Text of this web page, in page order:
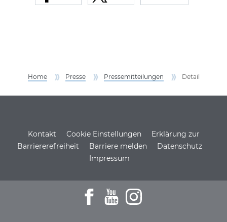
Home Presse Pressemitteilungen Detail
Service Informationen
Kontakt Cookie Einstellungen
Erklärung zur
Barriererefreiheit
Barriere melden
Datenschutz
Impressum
Zum Facebookprofil der DSH
Zu den Youtube-Filmen der
Zum Instagramprofil der